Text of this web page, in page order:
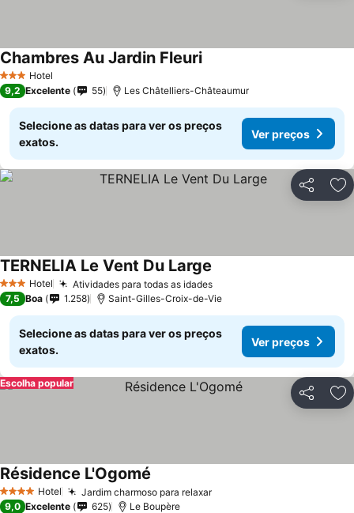
3 EstrelasHotel
Chambres Au Jardin Fleuri
9,2 Excelente 55 Les Châtelliers-Châteaumur
Selecione as datas para ver os preços
exatos.
Ver preços
Partilhar
3 EstrelasHotel Atividades para todas as idades
TERNELIA Le Vent Du Large
7,5 Boa 1.258 Saint-Gilles-Croix-de-Vie
Selecione as datas para ver os preços
exatos.
Ver preços
Partilhar
Escolha popular
4 EstrelasHotel Jardim charmoso para relaxar
Résidence L'Ogomé
9,0 Excelente 625 Le Boupère